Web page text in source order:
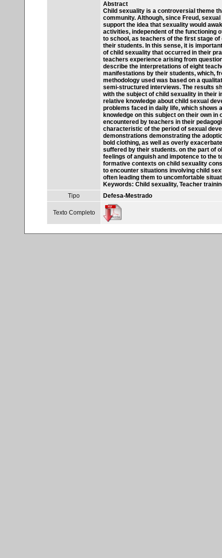
Abstract
Child sexuality is a controversial theme
community. Although, since Freud,
support the idea that sexuality would
activities, independent of the functioning
to school, as teachers of the first stage
their students. In this sense, it is
of child sexuality that occurred in their
teachers experience arising from
describe the interpretations of eight
manifestations by their students, which,
methodology used was based on a
semi-structured interviews. The results
with the subject of child sexuality in their
relative knowledge about child sexual
problems faced in daily life, which
knowledge on this subject on their own
encountered by teachers in their
characteristic of the period of sexual
demonstrations demonstrating the
bold clothing, as well as overly
suffered by their students. on the part of
feelings of anguish and impotence to the
formative contexts on child sexuality
to encounter situations involving child
often leading them to uncomfortable
Keywords: Child sexuality, Teacher
Tipo
Defesa-Mestrado
Texto Completo